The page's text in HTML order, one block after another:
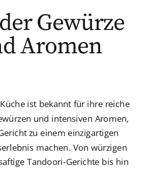
Gewürze
Aromen
ist bekannt für ihre reiche
und intensiven Aromen,
zu einem einzigartigen
machen. Von würzigen
Tandoori-Gerichte bis hin